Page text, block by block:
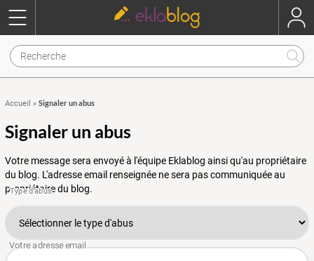
Accueil » Signaler un abus
Signaler un abus
Votre message sera envoyé à l'équipe Eklablog ainsi qu'au propriétaire
du blog. L'adresse email renseignée ne sera pas communiquée au
propriétaire du blog.